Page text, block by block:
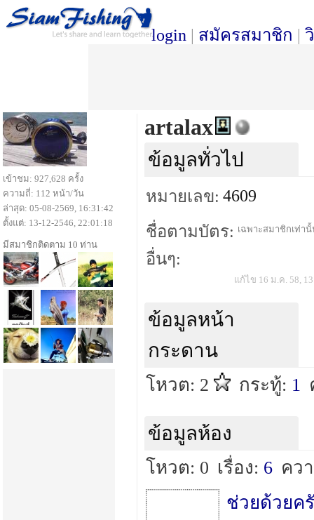
login | สมัครสมาชิก |
artalax
ข้อมูลทั่วไป
หมายเลข: 4609
ชื่อตามบัตร: เฉพาะสมาชิกเท่า
อื่นๆ:
แก้ไข 16 ม.ค. 58,
ข้อมูลหน้า
กระดาน
โหวต: 2 กระทู้: 1
ข้อมูลห้อง
โหวต: 0 เรื่อง: 6 คว
ช่วยด้วยค
เข้าชม: 927,628 ครั้ง
ความถี่: 112 หน้า/วัน
ล่าสุด: 05-08-2569, 16:31:42
ตั้งแต่: 13-12-2546, 22:01:18
มีสมาชิกติดตาม 10 ท่าน